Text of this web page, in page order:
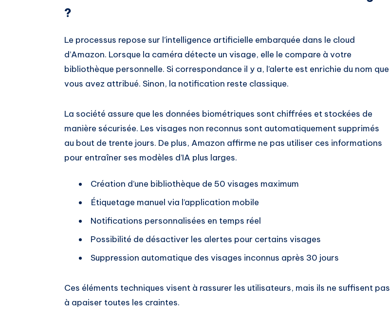
?
Le processus repose sur l’intelligence artificielle embarquée dans le cloud
d’Amazon. Lorsque la caméra détecte un visage, elle le compare à votre
bibliothèque personnelle. Si correspondance il y a, l’alerte est enrichie du nom que
vous avez attribué. Sinon, la notification reste classique.
La société assure que les données biométriques sont chiffrées et stockées de
manière sécurisée. Les visages non reconnus sont automatiquement supprimés
au bout de trente jours. De plus, Amazon affirme ne pas utiliser ces informations
pour entraîner ses modèles d’IA plus larges.
Création d’une bibliothèque de 50 visages maximum
Étiquetage manuel via l’application mobile
Notifications personnalisées en temps réel
Possibilité de désactiver les alertes pour certains visages
Suppression automatique des visages inconnus après 30 jours
Ces éléments techniques visent à rassurer les utilisateurs, mais ils ne suffisent pas
à apaiser toutes les craintes.